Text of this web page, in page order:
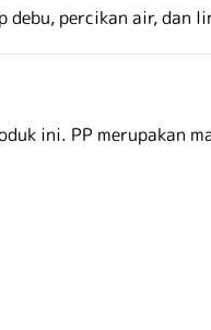
percikan air, dan
ini. PP merupakan